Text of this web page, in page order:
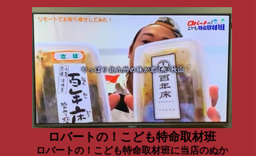
ロバートの！こども特命取材班
ロバートの！こども特命取材班に当店のぬか